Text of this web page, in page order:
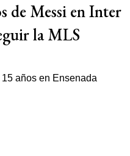
de Messi en Inter
la MLS